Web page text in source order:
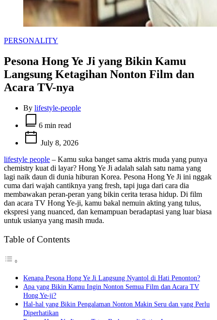
Categories
PERSONALITY
Pesona Hong Ye Ji yang Bikin Kamu
Langsung Ketagihan Nonton Film dan
Acara TV-nya
By lifestyle-people
Estimated
read
time
6 min read
July 8, 2026
lifestyle people – Kamu suka banget sama aktris muda yang punya
chemistry kuat di layar? Hong Ye Ji adalah salah satu nama yang
lagi naik daun di dunia hiburan Korea. Pesona Hong Ye Ji ini nggak
cuma dari wajah cantiknya yang fresh, tapi juga dari cara dia
membawakan peran-peran yang bikin cerita terasa hidup. Di film
dan acara TV Hong Ye-ji, kamu bakal nemuin akting yang tulus,
ekspresi yang nuanced, dan kemampuan beradaptasi yang luar biasa
untuk usianya yang masih muda.
Table of Contents
Kenapa Pesona Hong Ye Ji Langsung Nyantol di Hati Penonton?
Apa yang Bikin Kamu Ingin Nonton Semua Film dan Acara TV
Hong Ye-ji?
Hal-hal yang Bikin Pengalaman Nonton Makin Seru dan yang Perlu
Diperhatikan